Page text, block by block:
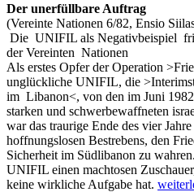
Der unerfüllbare Auftrag
(Vereinte Nationen 6/82, Ensio
Die UNIFIL als Negativbeispiel
der Vereinten Nationen
Als erstes Opfer der Operation
unglückliche UNIFIL, die
im Libanon<, von den im Juni
starken und schwerbewaffneten
war das traurige Ende des vier
hoffnungslosen Bestrebens, den
Sicherheit im Südlibanon zu
UNIFIL einen machtosen
keine wirkliche Aufgabe hat.